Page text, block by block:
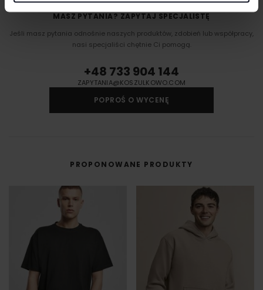
MASZ PYTANIA? ZAPYTAJ SPECJALISTĘ
Jeśli masz pytania odnośnie naszych produktów, zdobień lub współpracy,
nasi specjaliści chętnie Ci pomogą.
+48 733 904 144
ZAPYTANIA@KOSZULKOWO.COM
POPROŚ O WYCENĘ
PROPONOWANE PRODUKTY